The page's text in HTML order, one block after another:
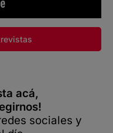
acá,
sociales y